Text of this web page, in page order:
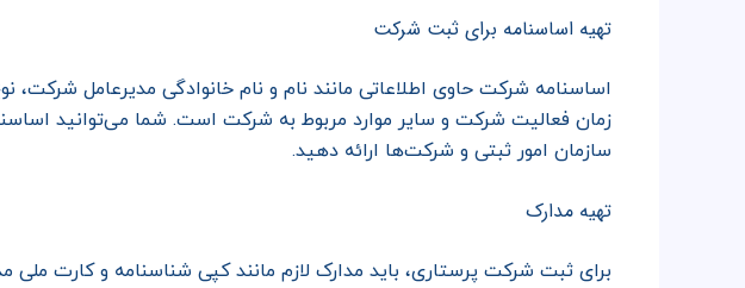
تهیه اساسنامه برای ثبت شرکت
اساسنامه شرکت حاوی اطلاعاتی مانند نام و نام خانوادگی مدیرعامل
زمان فعالیت شرکت و سایر موارد مربوط به شرکت است. شما می‌توانید
سازمان امور ثبتی و شرکت‌ها ارائه دهید.
تهیه مدارک
برای ثبت شرکت پرستاری، باید مدارک لازم مانند کپی شناسنامه و کارت